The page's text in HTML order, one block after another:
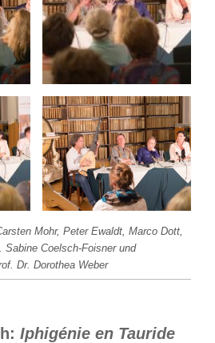
Mohr, Peter Ewaldt, Marco Dott,
Sabine Coelsch-Foisner und
Dr. Dorothea Weber
Iphigénie en Tauride